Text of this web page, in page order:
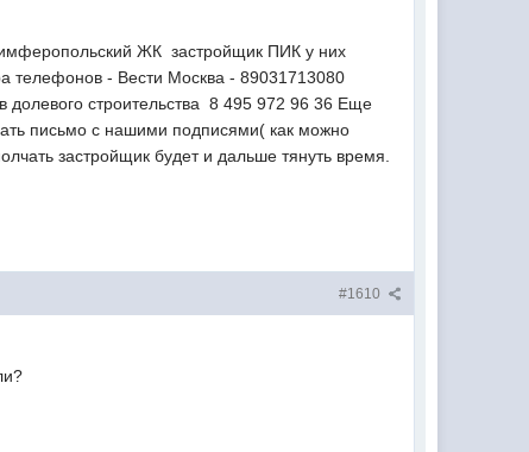
ЖК застройщик ПИК у них
телефонов - Вести Москва - 89031713080
строительства 8 495 972 96 36 Еще
письмо с нашими подписями( как можно
застройщик будет и дальше тянуть время.
#1610